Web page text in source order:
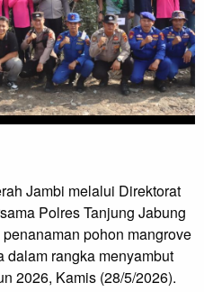
Jambi melalui Direktorat
Polres Tanjung Jabung
pohon mangrove
rangka menyambut
2026, Kamis (28/5/2026).